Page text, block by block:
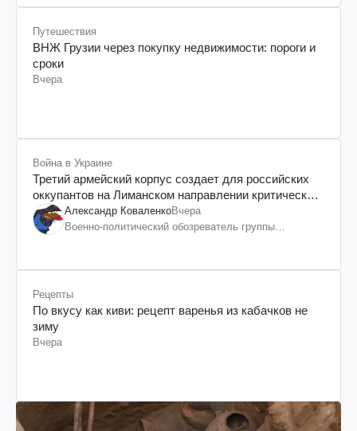
Путешествия
ВНЖ Грузии через покупку недвижимости: пороги и
сроки
Вчера
Война в Украине
Третий армейский корпус создает для российских
оккупантов на Лиманском направлении критический
дискомфорт: как это удалось
Александр КоваленкоВчера
Военно-политический обозреватель группы
Рецепты
По вкусу как киви: рецепт варенья из кабачков не
зиму
Вчера